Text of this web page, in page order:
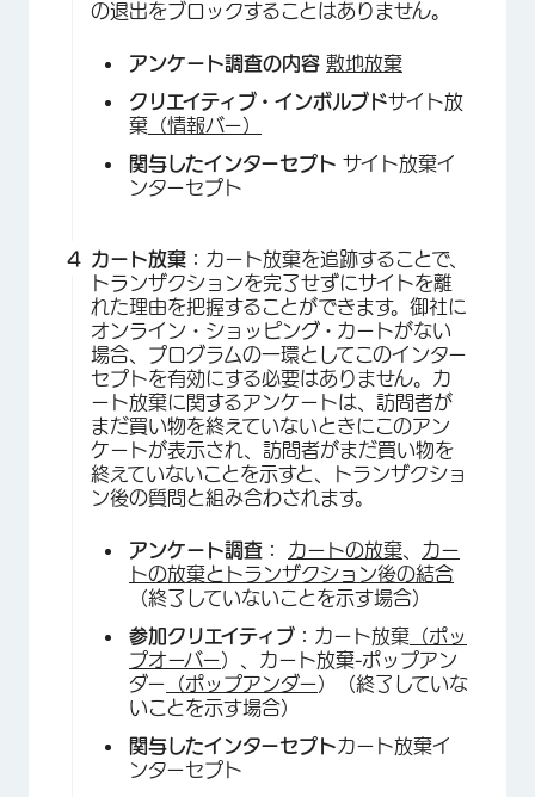
の退出をブロックすることはありません。
アンケート調査の内容 敷地放棄
クリエイティブ・インボルブドサイト放
棄 （情報バー）
関与したインターセプト サイト放棄イ
ンターセプト
カート放棄： カート放棄を追跡することで、
トランザクションを完了せずにサイトを離
れた理由を把握することができます。御社に
オンライン・ショッピング・カートがない
場合、プログラムの一環としてこのインター
セプトを有効にする必要はありません。カ
ート放棄に関するアンケートは、訪問者が
まだ買い物を終えていないときにこのアン
ケートが表示され、訪問者がまだ買い物を
終えていないことを示すと、トランザクショ
ン後の質問と組み合わされます。
アンケート調査： カートの放棄
カー
トの放棄とトランザクション後の結合
（終了していないことを示す場合）
参加クリエイティブ： カート放棄 （ポッ
プオーバー）、カート放棄-ポップアン
ダー （ポップアンダー）（終了していな
いことを示す場合）
関与したインターセプトカート放棄イ
ンターセプト